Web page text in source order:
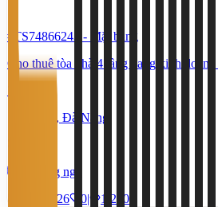
#TS74866243 -
Mặt bằng
Cho thuê tòa nhà 4 tầng đang kinh
Hội An, Đà Nẵng
9 phòng ngủ
20/7/2026
0| 1.220